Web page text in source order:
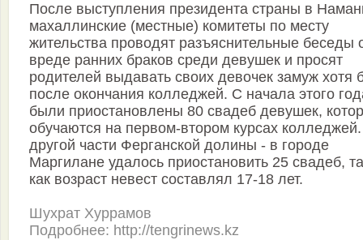
После выступления президента страны в
махаллинские (местные) комитеты по месту
жительства проводят разъяснительные беседы
вреде ранних браков среди девушек и просят
родителей выдавать своих девочек замуж хотя
после окончания колледжей. С начала этого
были приостановлены 80 свадеб девушек,
обучаются на первом-втором курсах
другой части Ферганской долины - в городе
Маргилане удалось приостановить 25 свадеб,
как возраст невест составлял 17-18 лет.
Шухрат Хуррамов
Подробнее: http://tengrinews.kz